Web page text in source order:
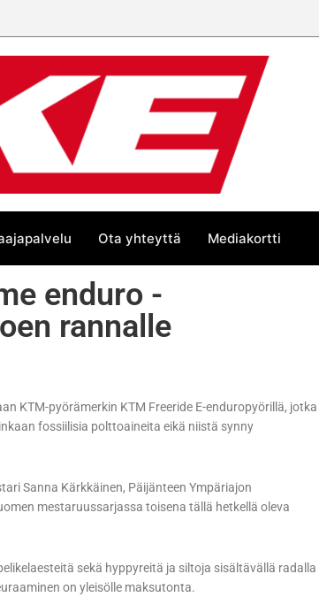
Ota yhteyttä Mediakortti
enduro -
rannalle
KTM-pyörämerkin KTM Freeride E-enduropyörillä, jotka
fossiilisia polttoaineita eikä niistä synny
Sanna Kärkkäinen, Päijänteen Ympäriajon
mestaruussarjassa toisena tällä hetkellä oleva
sekä hyppyreitä ja siltoja sisältävällä radalla
on yleisölle maksutonta.